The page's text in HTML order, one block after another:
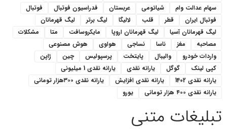
سهام عدالت وام
شیائومی عربستان فدراسیون فوتبال
فوتبال
فوتبال ایران
قطر قلب لالیگا لیگ برتر
لیگ قهرمانان
لیگ قهرمانان آسیا
لیگ قهرمانان اروپا مایکروسافت متا
مشکلات
مصاحبه
مغز ناسا نساجی هواوی
هوش مصنوعی
واردات خودرو
والیبال پایتخت پرسپولیس چین
ژاپن
کپی لینک
گوگل یارانه نقدی
یارانه نقدی 1 میلیونی
یارانه نقدی 1402
یارانه نقدی افزایش
یارانه نقدی ۳۰۰هزار تومانی
یارانه نقدی ۴۰۰ هزار تومانی
یورو
تبلیغات متنی